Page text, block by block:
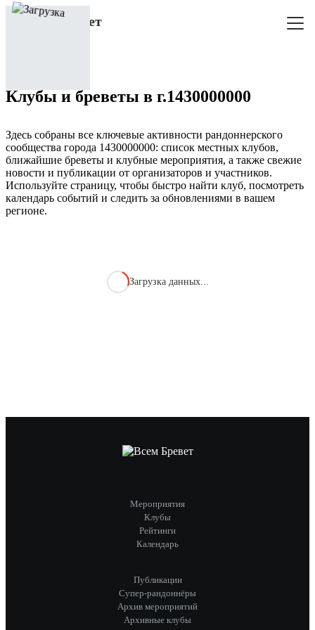
Клубы и бреветы в г.1430000000
Здесь собраны все ключевые активности рандоннерского
сообщества города 1430000000: список местных клубов,
ближайшие бреветы и клубные мероприятия, а также свежие
новости и публикации от организаторов и участников.
Используйте страницу, чтобы быстро найти клуб, посмотреть
календарь событий и следить за обновлениями в вашем
регионе.
Загрузка данных...
Мероприятия
Клубы
Рейтинги
Календарь
Публикации
Супер-рандоннёры
Архив мероприятий
Архивные клубы